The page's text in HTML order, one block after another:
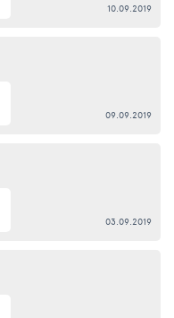
10.09.2019
09.09.2019
03.09.2019